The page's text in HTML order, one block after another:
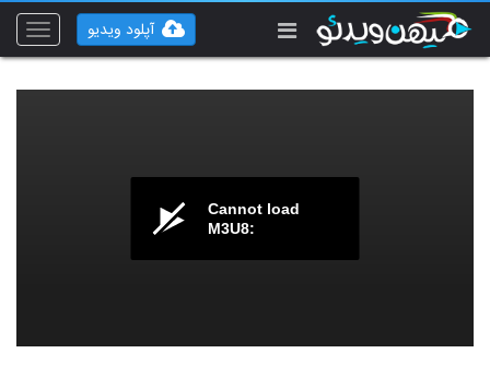
Toggle
آپلود ویدیو
Cannot load
M3U8: